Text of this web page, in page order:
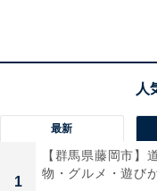
最新
1
【群馬県藤岡市】
物・グルメ・遊び